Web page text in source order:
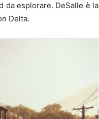
da esplorare. DeSalle è la
Delta.